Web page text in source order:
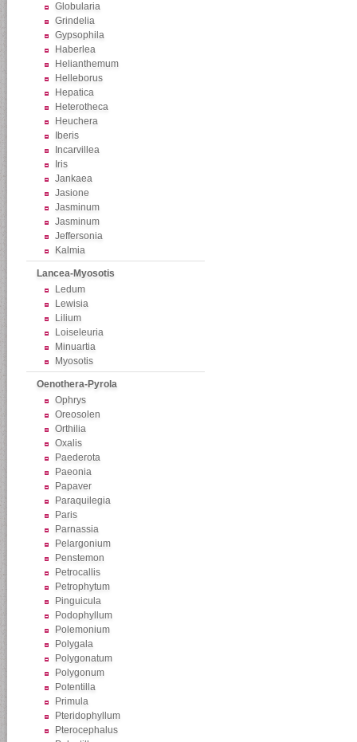
Globularia
Grindelia
Gypsophila
Haberlea
Helianthemum
Helleborus
Hepatica
Heterotheca
Heuchera
Iberis
Incarvillea
Iris
Jankaea
Jasione
Jasminum
Jasminum
Jeffersonia
Kalmia
Lancea-Myosotis
Ledum
Lewisia
Lilium
Loiseleuria
Minuartia
Myosotis
Oenothera-Pyrola
Ophrys
Oreosolen
Orthilia
Oxalis
Paederota
Paeonia
Papaver
Paraquilegia
Paris
Parnassia
Pelargonium
Penstemon
Petrocallis
Petrophytum
Pinguicula
Podophyllum
Polemonium
Polygala
Polygonatum
Polygonum
Potentilla
Primula
Pteridophyllum
Pterocephalus